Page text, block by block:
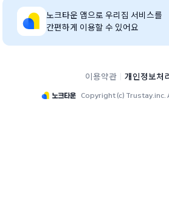
노크타운 앱으로 우리집 서비스를
간편하게 이용할 수 있어요
이용약관 개인정보처
Copyright (c) Trustay.inc.